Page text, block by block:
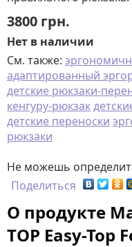
3800 грн.
Нет в наличии
См. также:
адаптированный
детские рюкзаки-
кенгуру-рюкзак
детские переноски
рюкзаки
Не можешь
Поделиться
О продукте
TOP Easy-Top